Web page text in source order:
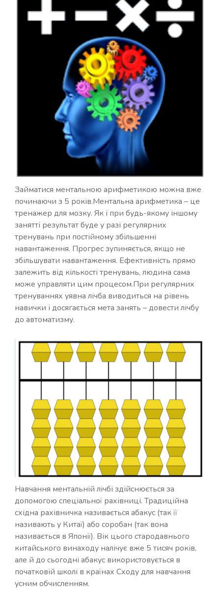
Займатися ментальною арифметикою можна вже
починаючи з 5 років.Ментальна арифметика – це
тренажер для мозку. Як і при будь-якому іншому
занятті результат буде у разі регулярних
тренувань при постійному збільшенні
навантаження. Прогрес зупиняється, якщо не
збільшувати навантаження. Ефективність прямо
залежить від кількості тренувань, людина сама
може управляти цим процесом.При регулярних
тренуваннях уявна лічба виводиться на рівень
навички і досягається мета занять – довести лічбу
до автоматизму.
Навчання ментальній лічбі здійснюється за
допомогою спеціальної рахівниці. Традиційна
східна рахівничка називається абакус (так її
називають у Китаї) або соробан (так вона
називається в Японії). Вік цього стародавнього
китайського винаходу налічує вже 5 тисяч років,
але й до сьогодні абакус використовується в
початковій школі в країнах Сходу для навчання
усним обчисленням.